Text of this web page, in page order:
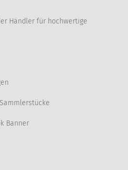
Händler für hochwertige